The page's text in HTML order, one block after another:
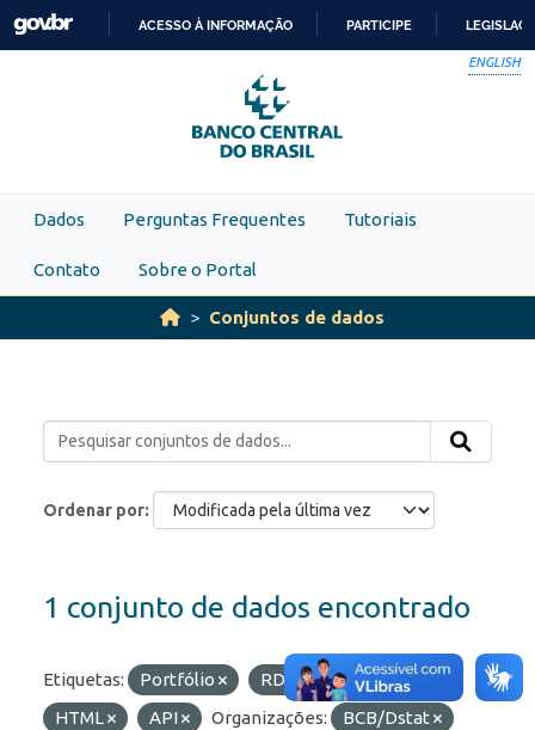
Skip to main content
PARA
O
CONTEÚDO
ACESSO À INFORMAÇÃO PARTICIPE
ENGLISH
Dados Perguntas Frequentes Tutoriais
Contato Sobre o Portal
Conjuntos de dados
Ordenar por
1 conjunto de dados encontrado
Etiquetas: Portfólio RDE
Formatos:
HTML
API Organizações: BCB/Dstat